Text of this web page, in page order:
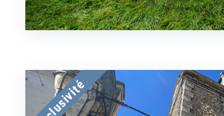
Exclusivité